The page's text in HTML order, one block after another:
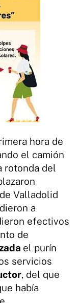
hora de
el camión
rotonda del
Valladolid
a
efectivos
de
el purín
servicios
, del que
había